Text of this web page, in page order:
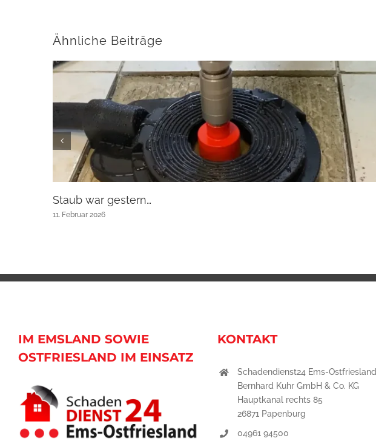
Ähnliche Beiträge
Staub war gestern…
11. Februar 2026
IM EMSLAND SOWIE
OSTFRIESLAND IM EINSATZ
KONTAKT
Schadendienst24 Ems-Ostfriesland
Bernhard Kuhr GmbH & Co. KG
Hauptkanal rechts 85
26871 Papenburg
04961 94500